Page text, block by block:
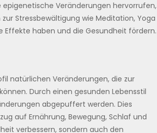
Veränderungen hervorrufen,
Stressbewältigung wie Meditation, Yoga
haben und die Gesundheit fördern.
natürlichen Veränderungen, die zur
Durch einen gesunden Lebensstil
abgepuffert werden. Dies
auf Ernährung, Bewegung, Schlaf und
verbessern, sondern auch den